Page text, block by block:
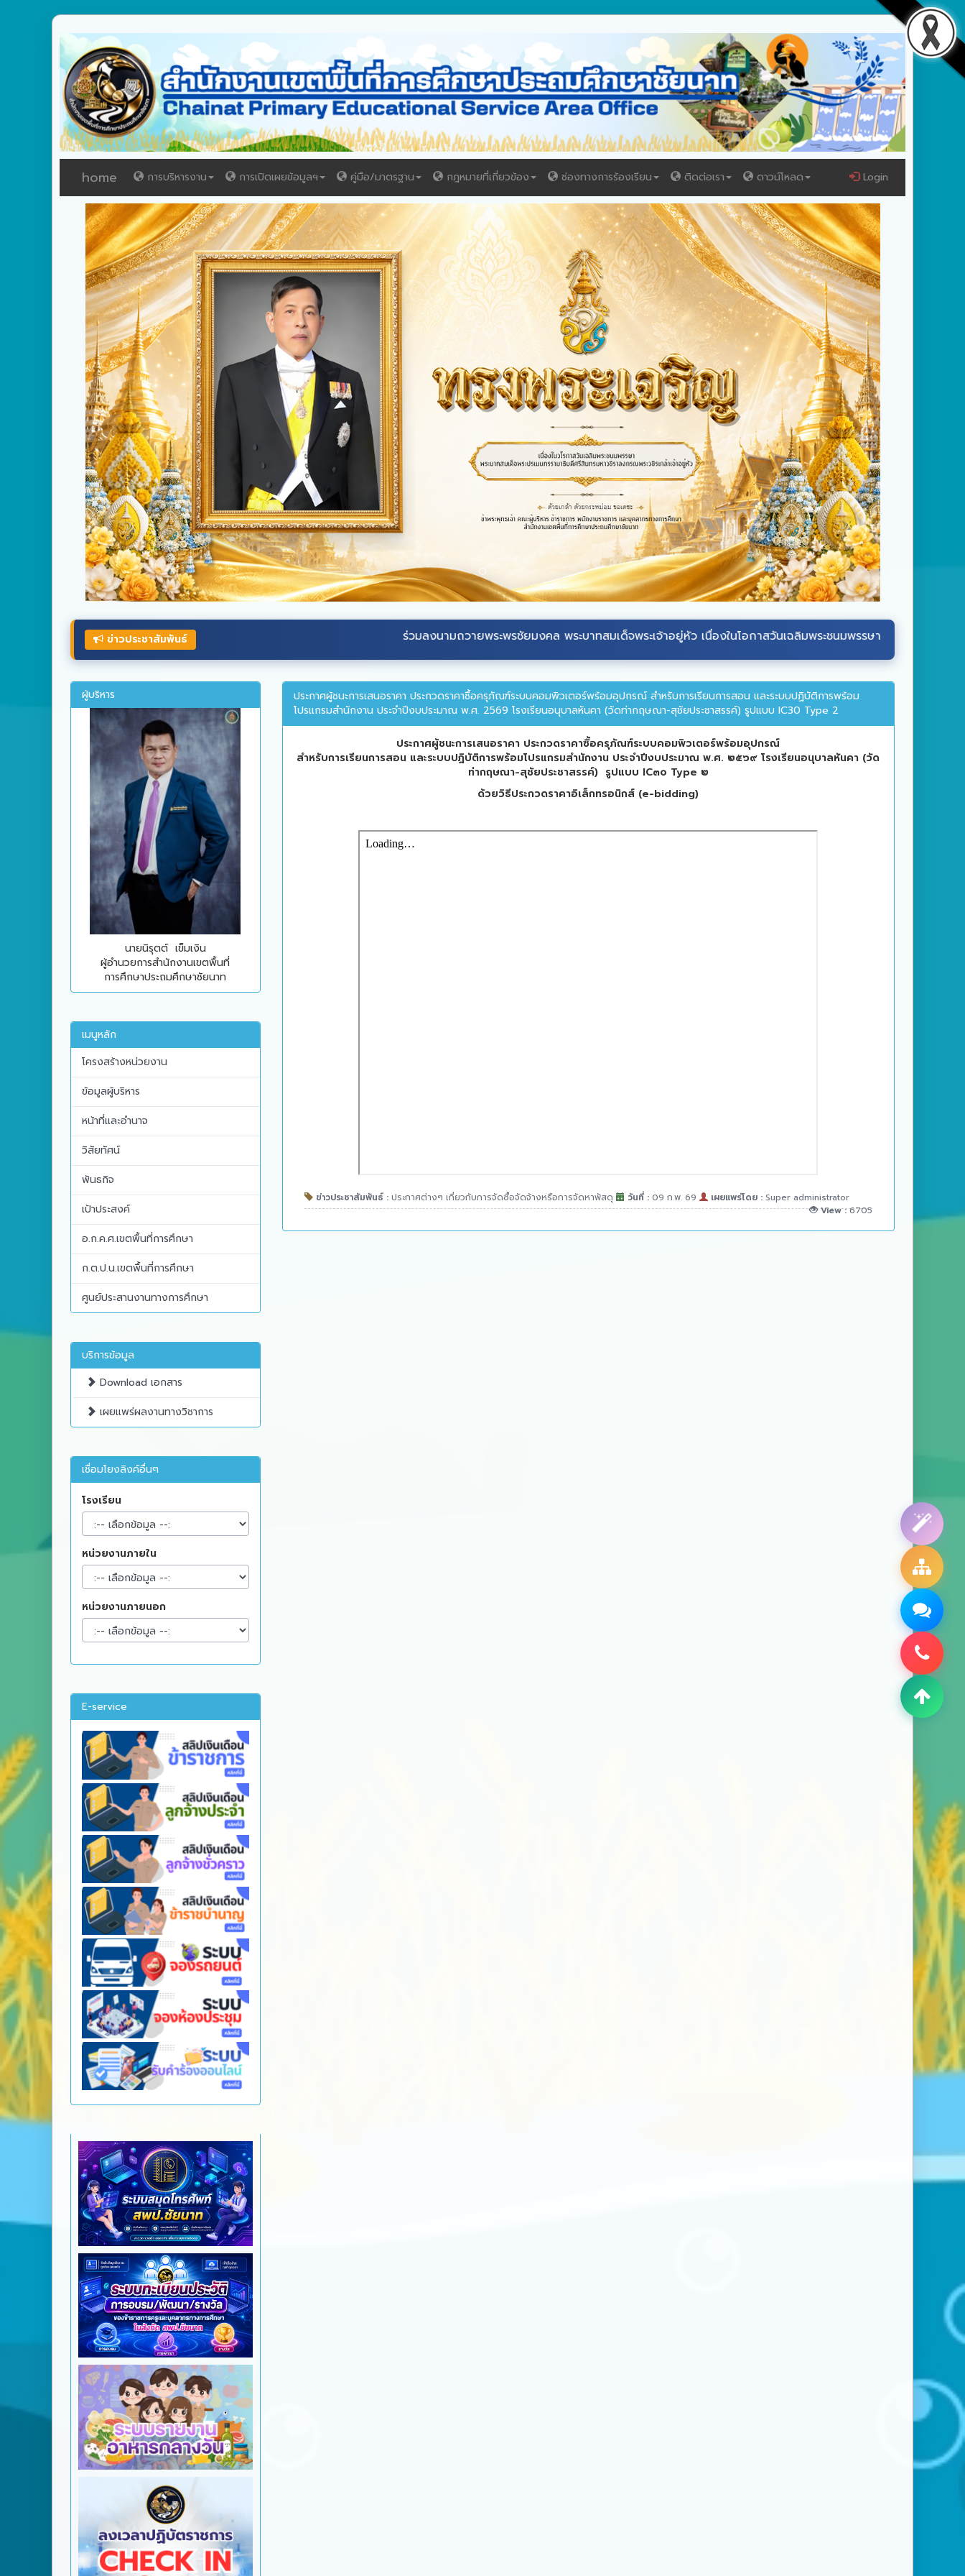
home การบริหารงาน การเปิดเผยข้อมูลฯ คู่มือ/มาตรฐาน กฎหมายที่เกี่ยวข้อง ช่องทางการร้องเรียน ติดต่อเรา ดาวน์โหลด Login
ข่าวประชาสัมพันธ์ ร่วมลงนามถวายพระพรชัยมงคลพระบาทสมเด็จพระเจ้าอยู่หัวเนื่องในโอกาสวันเฉลิมพระชนมพรรษา วันที่ ๒๘ กรกฎาคม ๒๕๖๙
ผู้บริหาร
นายนิรุตต์ เข็มเงิน
ผู้อำนวยการสำนักงานเขตพื้นที่
การศึกษาประถมศึกษาชัยนาท
เมนูหลัก
โครงสร้างหน่วยงาน
ข้อมูลผู้บริหาร
หน้าที่และอำนาจ
วิสัยทัศน์
พันธกิจ
เป้าประสงค์
อ.ก.ค.ศ.เขตพื้นที่การศึกษา
ก.ต.ป.น.เขตพื้นที่การศึกษา
ศูนย์ประสานงานทางการศึกษา
บริการข้อมูล
Download เอกสาร
เผยแพร่ผลงานทางวิชาการ
เชื่อมโยงลิงค์อื่นๆ
โรงเรียน
หน่วยงานภายใน
หน่วยงานภายนอก
E-service
ประกาศผู้ชนะการเสนอราคา ประกวดราคาซื้อครุภัณฑ์ระบบคอมพิวเตอร์พร้อมอุปกรณ์ สำหรับการเรียนการสอน และระบบปฏิบัติการพร้อม
โปรแกรมสำนักงาน ประจำปีงบประมาณ พ.ศ. 2569 โรงเรียนอนุบาลหันคา (วัดท่ากฤษณา-สุชัยประชาสรรค์) รูปแบบ IC30 Type 2
ประกาศผู้ชนะการเสนอราคา ประกวดราคาซื้อครุภัณฑ์ระบบคอมพิวเตอร์พร้อมอุปกรณ์
สำหรับการเรียนการสอน และระบบปฏิบัติการพร้อมโปรแกรมสำนักงาน ประจำปีงบประมาณ พ.ศ. ๒๕๖๙ โรงเรียนอนุบาลหันคา (วัด
ท่ากฤษณา-สุชัยประชาสรรค์) รูปแบบ IC๓๐ Type ๒
ด้วยวิธีประกวดราคาอิเล็กทรอนิกส์ (e-bidding)
ข่าวประชาสัมพันธ์ : ประกาศต่างๆ เกี่ยวกับการจัดซื้อจัดจ้างหรือการจัดหาพัสดุ วันที่ : 09 ก.พ. 69 เผยแพร่โดย : Super administrator
View :6705